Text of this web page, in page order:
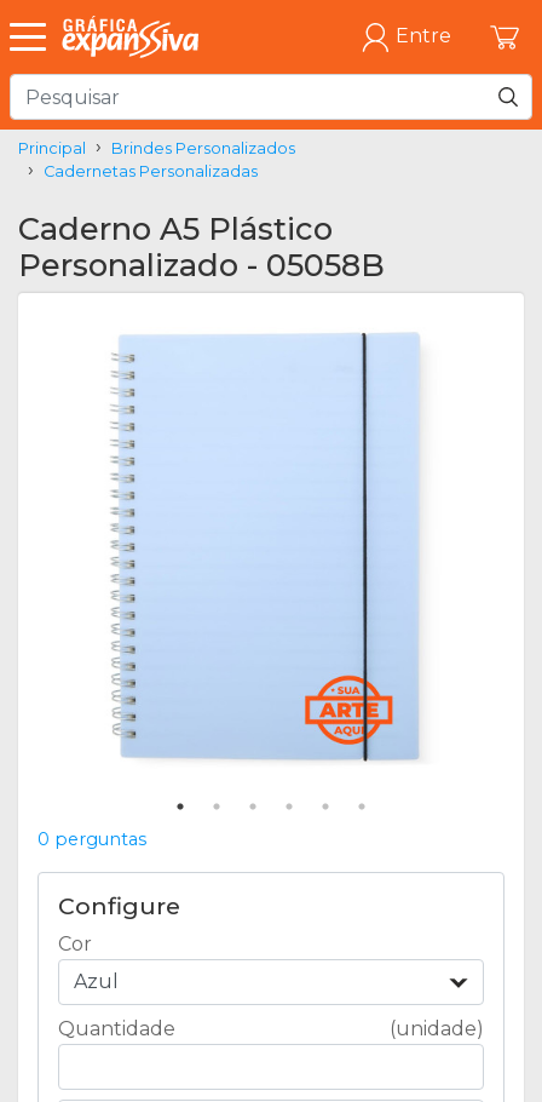
Entre
Principal
Brindes Personalizados
Cadernetas Personalizadas
Caderno A5 Plástico
Personalizado - 05058B
0 perguntas
Configure
Cor
Azul
Quantidade (unidade)